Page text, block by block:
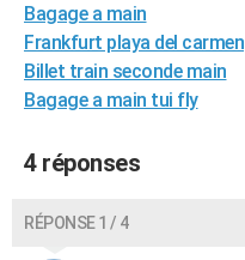
Alimentation
Guide de la santé
Maladies
Médicaments
Sommeil
VOYAGE
Destinations
City break
Voyage nature
Voyage de noces
Forum
Climat
+PHOTO
BONS PLANS
CARTE DE VOEUX
Bagage a main
Frankfurt playa del carmen
Billet train seconde main
Bagage a main tui fly
4 réponses
RÉPONSE 1 / 4